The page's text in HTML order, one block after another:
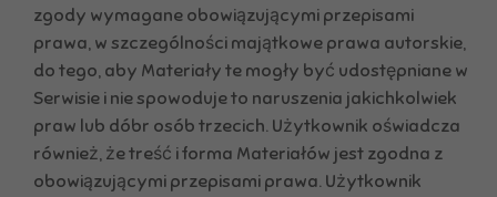
zgody wymagane obowiązującymi przepisami
prawa, w szczególności majątkowe prawa autorskie,
do tego, aby Materiały te mogły być udostępniane w
Serwisie i nie spowoduje to naruszenia jakichkolwiek
praw lub dóbr osób trzecich. Użytkownik oświadcza
również, że treść i forma Materiałów jest zgodna z
obowiązującymi przepisami prawa. Użytkownik